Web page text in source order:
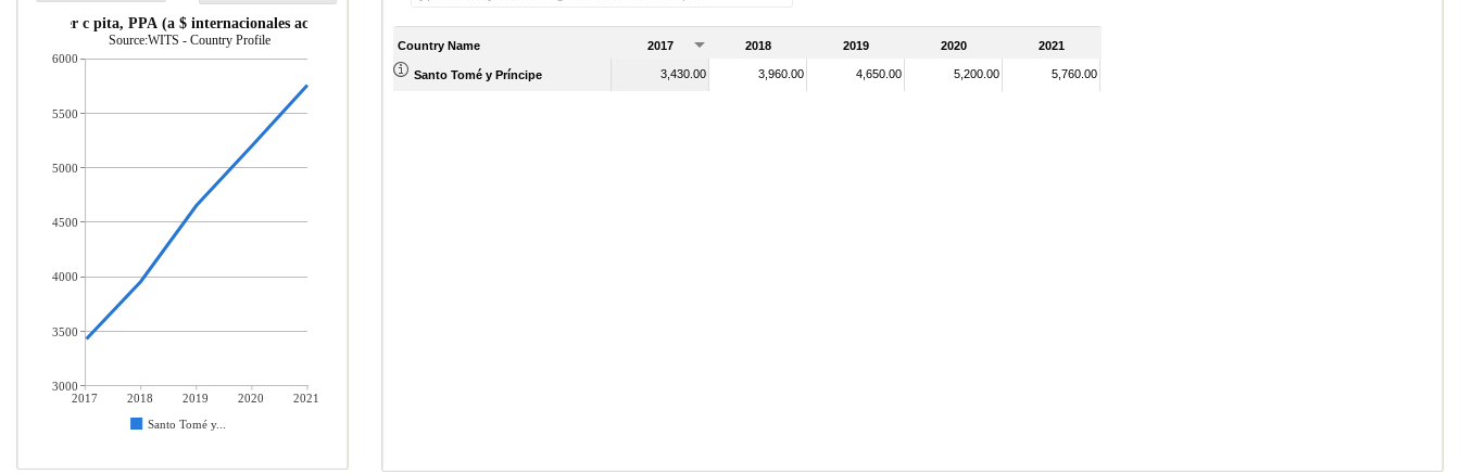
INB per c pita, PPA (a $ internacionales actuales)
Source:WITS - Country Profile
2017 2018 2019 2020
2021
Santo Tomé y...
6000
5500
5000
4500
4000
3500
3000
Country Name 2017 2018 2019 2020 2021
Santo Tomé y Príncipe 3,430.00 3,960.00 4,650.00 5,200.00 5,760.00